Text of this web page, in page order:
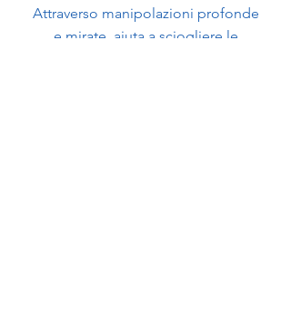
Attraverso manipolazioni profonde
e mirate, aiuta a sciogliere le